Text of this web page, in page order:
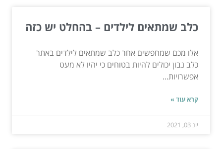
כלב שמתאים לילדים – בהחלט יש כזה
אלו מכם שמחפשים אחר כלב שמתאים לילדים באתר
כלב נבון יכולים להיות בטוחים כי יהיו לא מעט
אפשרויות...
קרא עוד »
יונ 03, 2021